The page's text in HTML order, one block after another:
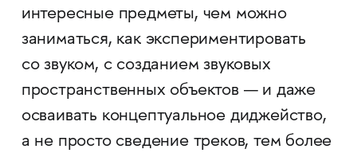
интересные предметы, чем можно
заниматься, как экспериментировать
со звуком, с созданием звуковых
пространственных объектов — и даже
осваивать концептуальное диджейство,
а не просто сведение треков, тем более